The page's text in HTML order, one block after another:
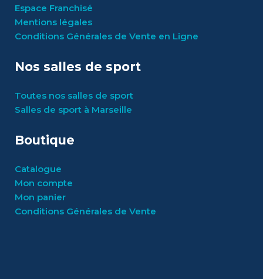
Espace Franchisé
Mentions légales
Conditions Générales de Vente en Ligne
Nos salles de sport
Toutes nos salles de sport
Salles de sport à Marseille
Boutique
Catalogue
Mon compte
Mon panier
Conditions Générales de Vente